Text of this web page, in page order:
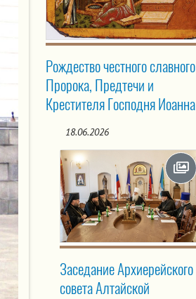
Рождество честного славного
Пророка, Предтечи и
Крестителя Господня Иоанна
18.06.2026
Заседание Архиерейского
совета Алтайской